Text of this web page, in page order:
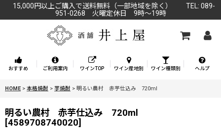
15,000円以上ご購入で送料無料（一部地域を除く） TEL: 089-
951-0268 火曜定休日 9時～19時
おすすめ ご利用案内 ワインTOP ワイン産地別 ワイン種類別 ヘルプ
HOME > 本格焼酎 > 芋焼酎 > 明るい農村 赤芋仕込み 720ml
明るい農村 赤芋仕込み 720ml
[4589708740020]